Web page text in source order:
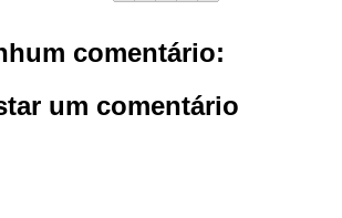
comentário:
um comentário